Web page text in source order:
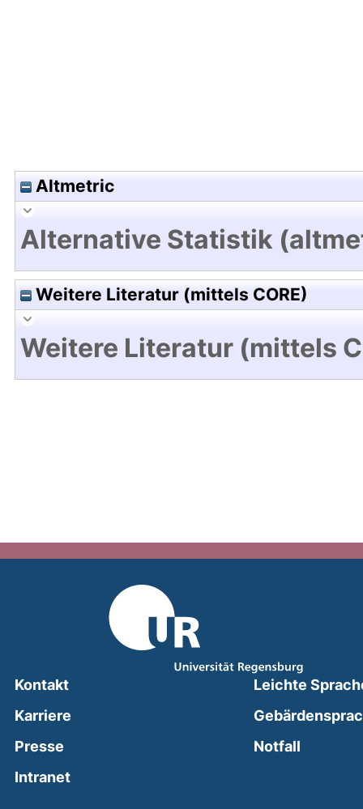
Altmetric
Alternative Statistik
Weitere Literatur (mittels CORE)
Weitere Literatur (mittels
Kontakt
Karriere
Presse
Intranet(external link, opens in a new window)
Leichte
Notfall